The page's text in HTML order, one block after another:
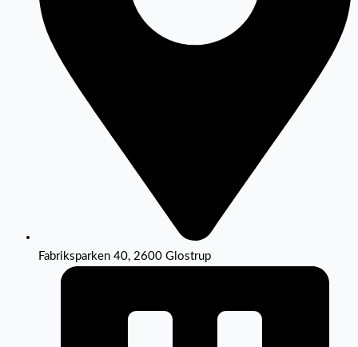
Fabriksparken 40, 2600 Glostrup